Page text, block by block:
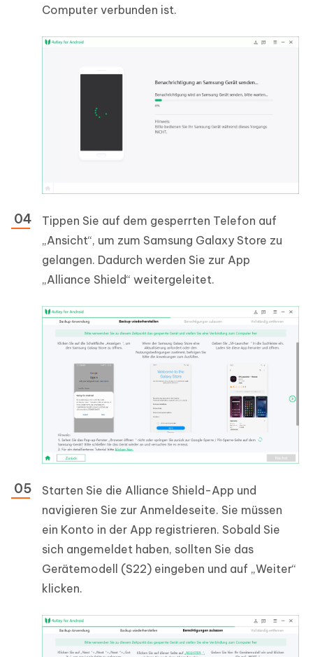
Computer verbunden ist.
Tippen Sie auf dem gesperrten Telefon auf
„Ansicht“, um zum Samsung Galaxy Store zu
gelangen. Dadurch werden Sie zur App
„Alliance Shield“ weitergeleitet.
Starten Sie die Alliance Shield-App und
navigieren Sie zur Anmeldeseite. Sie müssen
ein Konto in der App registrieren. Sobald Sie
sich angemeldet haben, sollten Sie das
Gerätemodell (S22) eingeben und auf „Weiter“
klicken.